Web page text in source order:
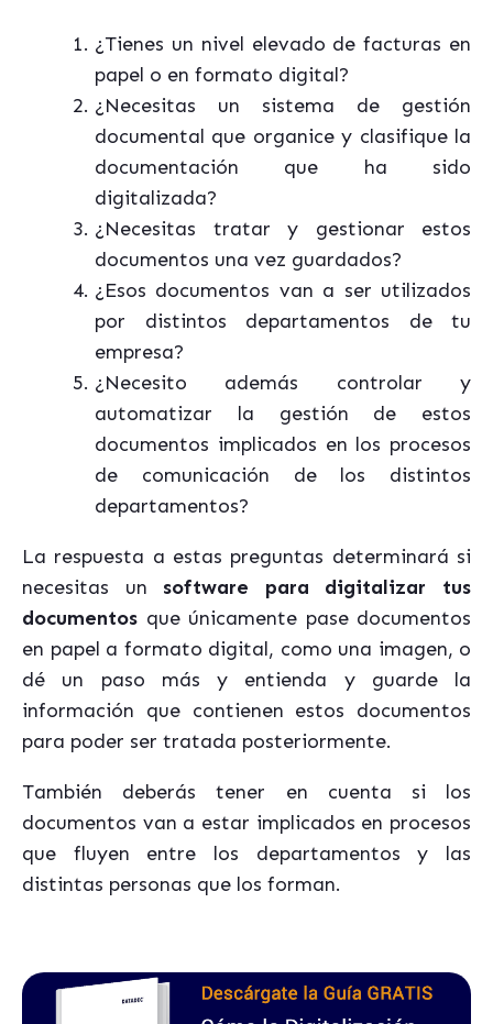
¿Tienes un nivel elevado de facturas en
papel o en formato digital?
¿Necesitas un sistema de gestión
documental que organice y clasifique la
documentación que ha sido
digitalizada?
¿Necesitas tratar y gestionar estos
documentos una vez guardados?
¿Esos documentos van a ser utilizados
por distintos departamentos de tu
empresa?
¿Necesito además controlar y
automatizar la gestión de estos
documentos implicados en los procesos
de comunicación de los distintos
departamentos?
La respuesta a estas preguntas determinará si
necesitas un software para digitalizar tus
documentos que únicamente pase documentos
en papel a formato digital, como una imagen, o
dé un paso más y entienda y guarde la
información que contienen estos documentos
para poder ser tratada posteriormente.
También deberás tener en cuenta si los
documentos van a estar implicados en procesos
que fluyen entre los departamentos y las
distintas personas que los forman.